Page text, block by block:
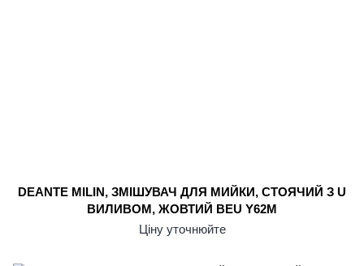
DEANTE MILIN, ЗМІШУВАЧ ДЛЯ МИЙКИ, СТОЯЧИЙ З U
ВИЛИВОМ, ЖОВТИЙ BEU Y62M
Ціну уточнюйте